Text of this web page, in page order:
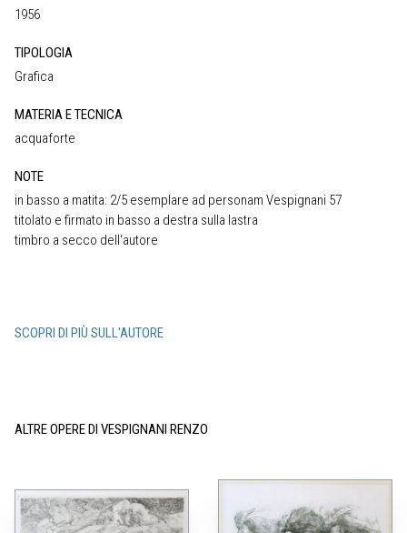
1956
TIPOLOGIA
Grafica
MATERIA E TECNICA
acquaforte
NOTE
in basso a matita: 2/5 esemplare ad personam Vespignani 57
titolato e firmato in basso a destra sulla lastra
timbro a secco dell‘autore
SCOPRI DI PIÙ SULL'AUTORE
ALTRE OPERE DI VESPIGNANI RENZO